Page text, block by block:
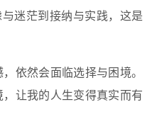
迷茫到接纳与实践，这是
依然会面临选择与困境。
让我的人生变得真实而有